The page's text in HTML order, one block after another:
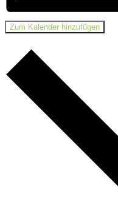
Zum Kalender hinzufügen